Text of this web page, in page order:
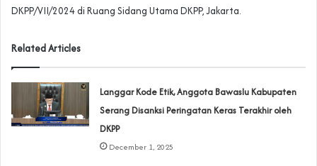
DKPP/VII/2024 di Ruang Sidang Utama DKPP, Jakarta.
Related Articles
Langgar Kode Etik, Anggota Bawaslu Kabupaten
Serang Disanksi Peringatan Keras Terakhir oleh
DKPP
December 1, 2025